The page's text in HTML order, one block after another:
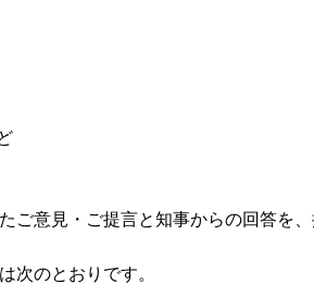
ご意見・ご提言と知事からの回答を
次のとおりです。